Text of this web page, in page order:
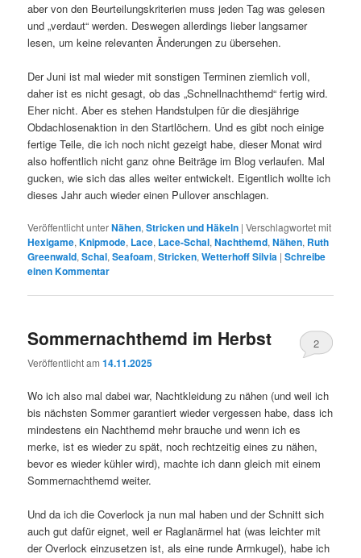
aber von den Beurteilungskriterien muss jeden Tag was gelesen
und „verdaut“ werden. Deswegen allerdings lieber langsamer
lesen, um keine relevanten Änderungen zu übersehen.
Der Juni ist mal wieder mit sonstigen Terminen ziemlich voll,
daher ist es nicht gesagt, ob das „Schnellnachthemd“ fertig wird.
Eher nicht. Aber es stehen Handstulpen für die diesjährige
Obdachlosenaktion in den Startlöchern. Und es gibt noch einige
fertige Teile, die ich noch nicht gezeigt habe, dieser Monat wird
also hoffentlich nicht ganz ohne Beiträge im Blog verlaufen. Mal
gucken, wie sich das alles weiter entwickelt. Eigentlich wollte ich
dieses Jahr auch wieder einen Pullover anschlagen.
Veröffentlicht unterNähen,Stricken und Häkeln |Verschlagwortet mit
Hexigame,Knipmode, Lace, Lace-Schal,Nachthemd,Nähen, Ruth
Greenwald,Schal,Seafoam,Stricken,Wetterhoff Silvia |Schreibe
einen Kommentar
Sommernachthemd im Herbst
Veröffentlicht am14.11.2025
2
Wo ich also mal dabei war, Nachtkleidung zu nähen (und weil ich
bis nächsten Sommer garantiert wieder vergessen habe, dass ich
mindestens ein Nachthemd mehr brauche und wenn ich es
merke, ist es wieder zu spät, noch rechtzeitig eines zu nähen,
bevor es wieder kühler wird), machte ich dann gleich mit einem
Sommernachthemd weiter.
Und da ich die Coverlock ja nun mal haben und der Schnitt sich
auch gut dafür eignet, weil er Raglanärmel hat (was leichter mit
der Overlock einzusetzen ist, als eine runde Armkugel), habe ich